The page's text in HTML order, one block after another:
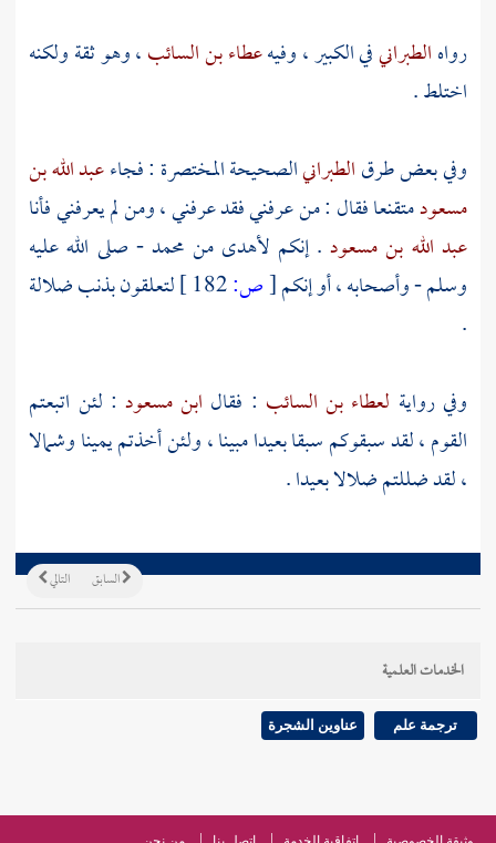
رواهالطبرانيفي الكبير ، وفيهعطاء بن السائب، وهو ثقة ولكنه
اختلط .
وفي بعض طرقالطبرانيالصحيحة المختصرة : فجاءعبد الله بن
مسعودمتقنعا فقال : من عرفني فقد عرفني ، ومن لم يعرفني فأنا
عبد الله بن مسعود . إنكم لأهدى من محمد- صلى الله عليه
وسلم - وأصحابه ، أو إنكم[ص:
لتعلقون بذنب ضلالة
.
وفي رواية لعطاء بن السائب : فقال ابن مسعود : لئن اتبعتم
القوم ، لقد سبقوكم سبقا بعيدا مبينا ، ولئن أخذتم يمينا وشمالا
، لقد ضللتم ضلالا بعيدا .
التالي السابق
الخدمات العلمية
ترجمة علم عناوين الشجرة